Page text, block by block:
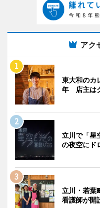
アク
東大和のカ
年 店主は
立川で「星
の夜空にド
立川・若葉
看護師が開